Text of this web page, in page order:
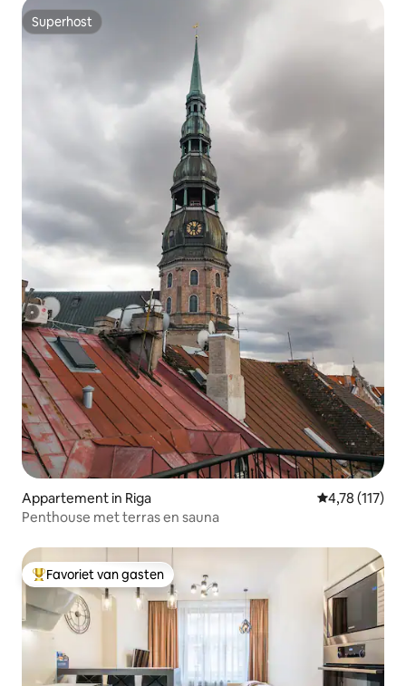
Superhost
Superhost
Appartement in Riga Gemiddelde
4,78 (117)
Penthouse met terras en sauna
Topfavoriet van gasten
Favoriet van gasten